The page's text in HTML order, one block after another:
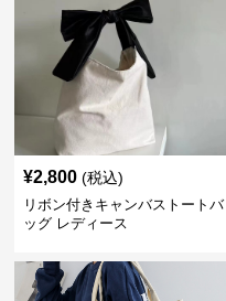
¥2,800 (税込)
リボン付きキャンバストートバ
ッグ レディース